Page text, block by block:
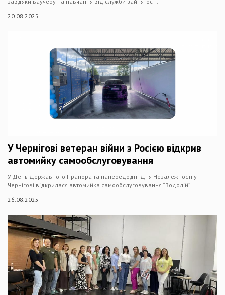
20.08.2025
У Чернігові ветеран війни з Росією відкрив
автомийку самообслуговування
У День Державного Прапора та напередодні Дня Незалежності у
Чернігові відкрилася автомийка самообслуговування “Водолій”.
26.08.2025